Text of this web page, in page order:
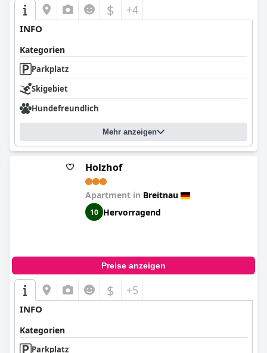
$ +4
INFO
Kategorien
Parkplatz
Skigebiet
Hundefreundlich
Mehr anzeigen
Holzhof
Apartment in Breitnau
10 Hervorragend
Preise anzeigen
$ +5
INFO
Kategorien
Parkplatz